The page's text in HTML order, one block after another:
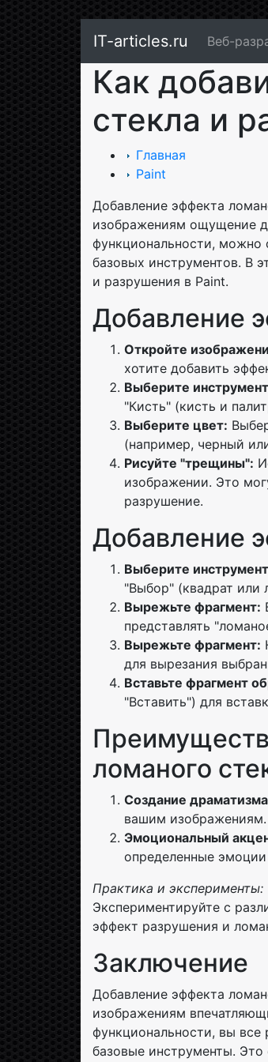
IT-articles.ru Веб-
Как
стекла и
Главная
Paint
Добавление эффекта
изображениям ощущение
функциональности, можно
базовых инструментов. В
и разрушения в Paint.
Добавление
Откройте
хотите добавить
Выберите
"Кисть" (кисть и
Выберите цвет:
(например, черный
Рисуйте "трещины":
изображении. Это
разрушение.
Добавление
Выберите
"Выбор" (квадрат или
Вырежьте фрагмент:
представлять
Вырежьте фрагмент:
для вырезания
Вставьте фрагмент
"Вставить") для
ломаного
Создание
вашим изображениям.
Эмоциональный
определенные
Практика и эксперименты:
Экспериментируйте с
эффект разрушения и
Заключение
Добавление эффекта
изображениям
функциональности, вы все
базовые инструменты.